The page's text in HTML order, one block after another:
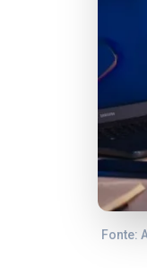
Fonte: